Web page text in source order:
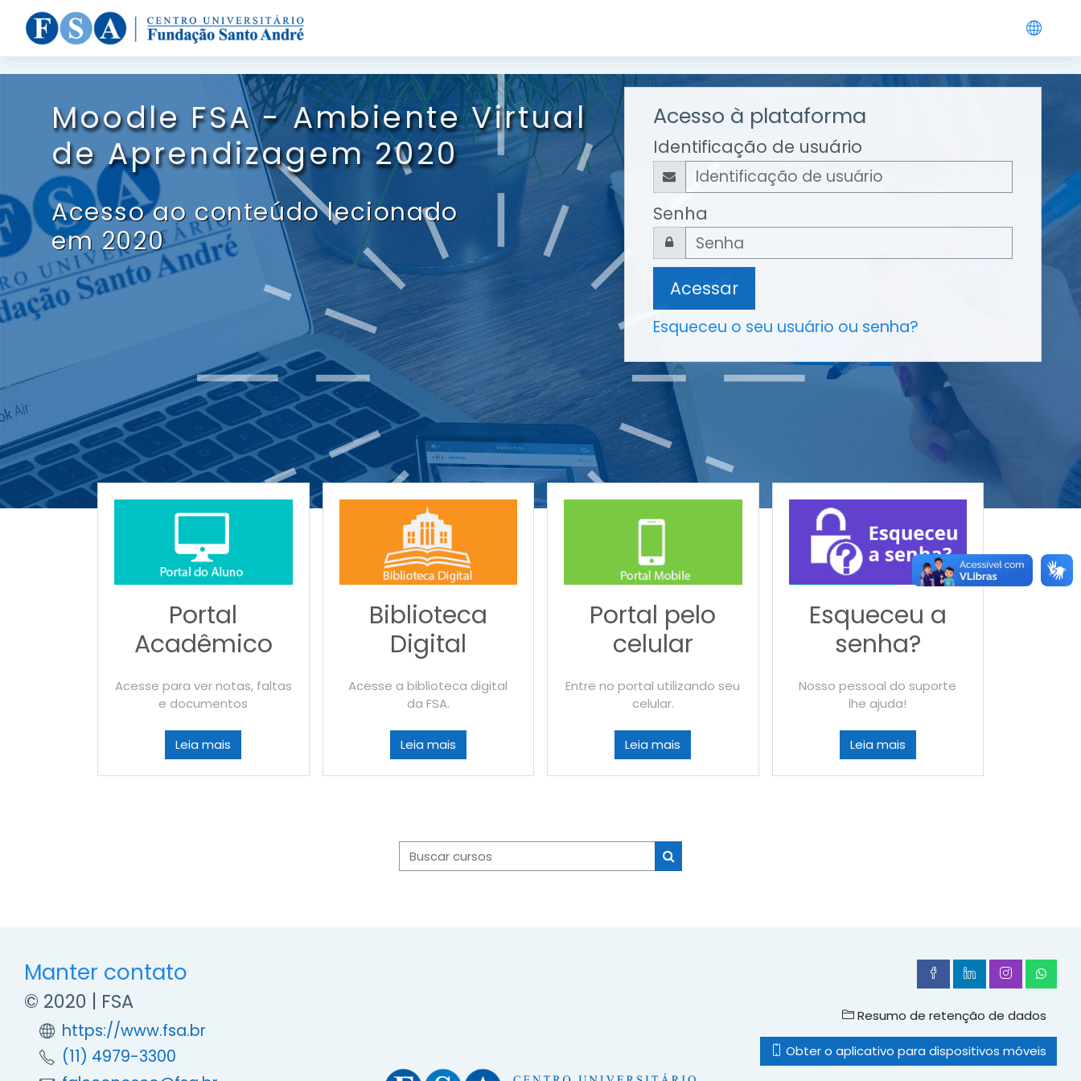
Ir para o conteúdo principal
Moodle FSA - Ambiente Virtual
de Aprendizagem 2020
Acesso ao conteúdo lecionado
em 2020
Acesso à plataforma
Identificação de usuário
Senha
Acessar
Esqueceu o seu usuário ou senha?
Portal
Acadêmico
Acesse para ver notas, faltas
e documentos
Leia mais
Biblioteca
Digital
Acesse a biblioteca digital
da FSA.
Leia mais
Portal pelo
celular
Entre no portal utilizando seu
celular.
Leia mais
Esqueceu a
senha?
Nosso pessoal do suporte
lhe ajuda!
Leia mais
Buscar cursos
Buscar cursos
Manter contato
©‎ 2020 | FSA
https://www.fsa.br
(11) 4979-3300
Resumo de retenção de dados
Obter o aplicativo para dispositivos móveis